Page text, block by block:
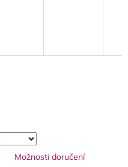
Možnosti doručení